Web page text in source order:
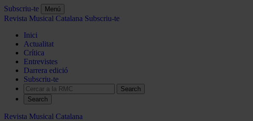
Subscriu-te Menú
Revista Musical Catalana Subscriu-te
Inici
Actualitat
Crítica
Entrevistes
Darrera edició
Subscriu-te
Search
Revista Musical Catalana